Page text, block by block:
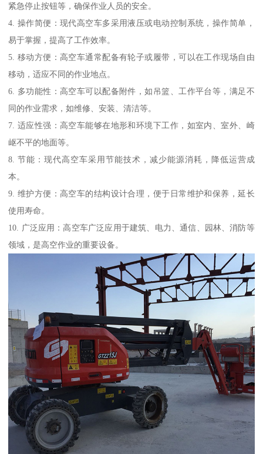
紧急停止按钮等，确保作业人员的安全。
4. 操作简便：现代高空车多采用液压或电动控制系统，操作简单，
易于掌握，提高了工作效率。
5. 移动方便：高空车通常配备有轮子或履带，可以在工作现场自由
移动，适应不同的作业地点。
6. 多功能性：高空车可以配备附件，如吊篮、工作平台等，满足不
同的作业需求，如维修、安装、清洁等。
7. 适应性强：高空车能够在地形和环境下工作，如室内、室外、崎
岖不平的地面等。
8. 节能：现代高空车采用节能技术，减少能源消耗，降低运营成
本。
9. 维护方便：高空车的结构设计合理，便于日常维护和保养，延长
使用寿命。
10. 广泛应用：高空车广泛应用于建筑、电力、通信、园林、消防等
领域，是高空作业的重要设备。